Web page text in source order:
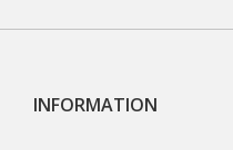
INFORMATION